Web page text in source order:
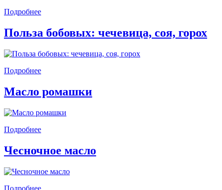
Подробнее
Польза бобовых: чечевица, соя, горох
Подробнее
Масло ромашки
Подробнее
Чесночное масло
Подробнее